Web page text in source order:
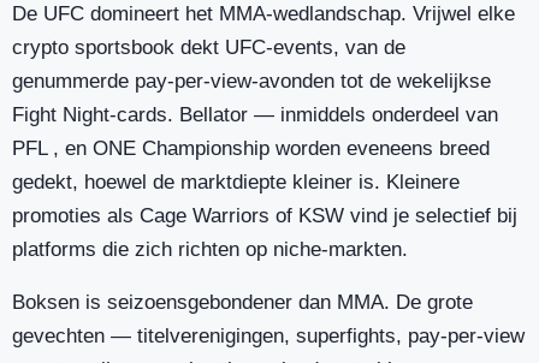
De UFC domineert het MMA-wedlandschap. Vrijwel elke
crypto sportsbook dekt UFC-events, van de
genummerde pay-per-view-avonden tot de wekelijkse
Fight Night-cards. Bellator — inmiddels onderdeel van
PFL , en ONE Championship worden eveneens breed
gedekt, hoewel de marktdiepte kleiner is. Kleinere
promoties als Cage Warriors of KSW vind je selectief bij
platforms die zich richten op niche-markten.
Boksen is seizoensgebondener dan MMA. De grote
gevechten — titelverenigingen, superfights, pay-per-view